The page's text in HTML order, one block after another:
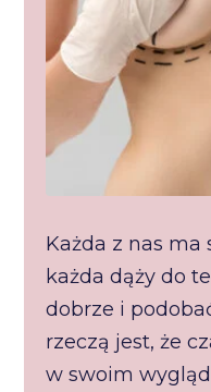
Każda z nas
każda dąży do
dobrze i
rzeczą jest, że
w swoim